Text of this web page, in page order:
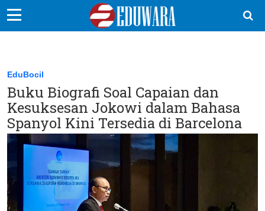
Sekolah Kita
Vokasi
Kampus
Idea
EduDana
EduBocil
Buku Biografi Soal Capaian dan
Kesuksesan Jokowi dalam Bahasa
Spanyol Kini Tersedia di Barcelona